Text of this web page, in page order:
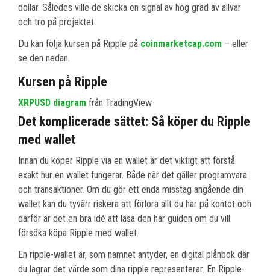
dollar. Således ville de skicka en signal av hög grad av allvar
och tro på projektet.
Du kan följa kursen på Ripple på coinmarketcap.com – eller
se den nedan.
Kursen på Ripple
XRPUSD diagram från TradingView
Det komplicerade sättet: Så köper du Ripple
med wallet
Innan du köper Ripple via en wallet är det viktigt att förstå
exakt hur en wallet fungerar. Både när det gäller programvara
och transaktioner. Om du gör ett enda misstag angående din
wallet kan du tyvärr riskera att förlora allt du har på kontot och
därför är det en bra idé att läsa den här guiden om du vill
försöka köpa Ripple med wallet.
En ripple-wallet är, som namnet antyder, en digital plånbok där
du lagrar det värde som dina ripple representerar. En Ripple-